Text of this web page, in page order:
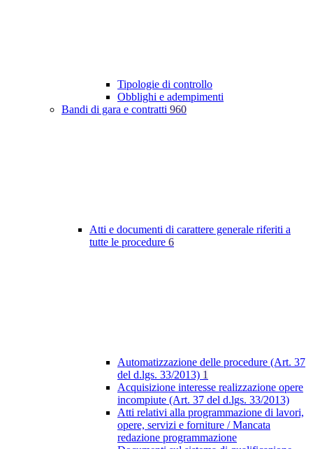
Tipologie di controllo
Obblighi e adempimenti
Bandi di gara e contratti 960
Atti e documenti di carattere generale riferiti a
tutte le procedure 6
Automatizzazione delle procedure (Art. 37
del d.lgs. 33/2013) 1
Acquisizione interesse realizzazione opere
incompiute (Art. 37 del d.lgs. 33/2013)
Atti relativi alla programmazione di lavori,
opere, servizi e forniture / Mancata
redazione programmazione